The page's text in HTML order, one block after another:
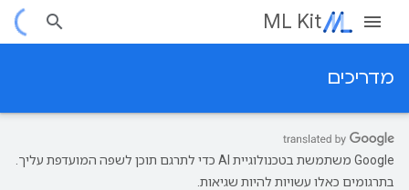
ML Kit
מדריכים
‫Google משתמשת בטכנולוגיית AI כדי לתרגם תוכן לשפה המועדפת עליך.
בתרגומים כאלו עשויות להיות שגיאות.